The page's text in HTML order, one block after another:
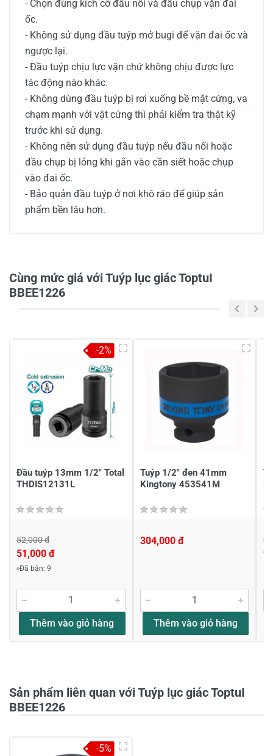
- Chọn đúng kích cỡ đầu nối và đầu chụp vặn đai
ốc.
- Không sử dụng đầu tuýp mở bugi để vặn đai ốc và
ngược lại.
- Đầu tuýp chịu lực vặn chứ không chịu được lực
tác động nào khác.
- Không dùng đầu tuýp bị rơi xuống bề mặt cứng, va
chạm mạnh với vật cứng thì phải kiểm tra thật kỹ
trước khi sử dụng.
- Không nên sử dụng đầu tuýp nếu đầu nối hoặc
đầu chụp bị lỏng khi gắn vào cần siết hoặc chụp
vào đai ốc.
- Bảo quản đầu tuýp ở nơi khô ráo để giúp sản
phẩm bền lâu hơn.
Chia sẻ nhận xét về sản phẩm
Viết nhận xét về sản phẩm
Đánh giá sao
Tiêu đề của nhận xét *
Viết nhận xét của bạn vào bên dưới
Cùng mức giá với Tuýp lục giác ToptuI
BBEE1226
Đầu tuýp 13mm 1/2" Total
THDIS12131L
52,000 đ
51,000 đ
Đã bán: 9
Thêm vào giỏ hàng
-2%
Tuýp 1/2" đen 41mm
Kingtony 453541M
304,000 đ
Thêm vào giỏ hàng
Sản phẩm liên quan với Tuýp lục giác ToptuI
BBEE1226
-5%